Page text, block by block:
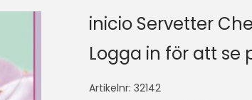
inicio Servetter
Logga in för att se
Artikelnr: 32142